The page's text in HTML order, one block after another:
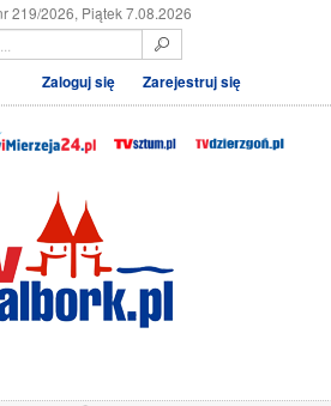
219/2026, Piątek 7.08.2026
Zaloguj się Zarejestruj się